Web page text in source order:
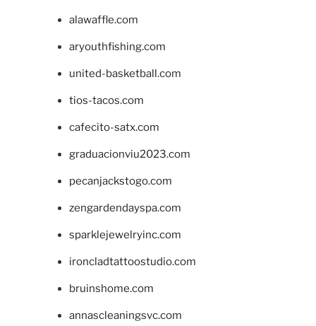
alawaffle.com
aryouthfishing.com
united-basketball.com
tios-tacos.com
cafecito-satx.com
graduacionviu2023.com
pecanjackstogo.com
zengardendayspa.com
sparklejewelryinc.com
ironcladtattoostudio.com
bruinshome.com
annascleaningsvc.com